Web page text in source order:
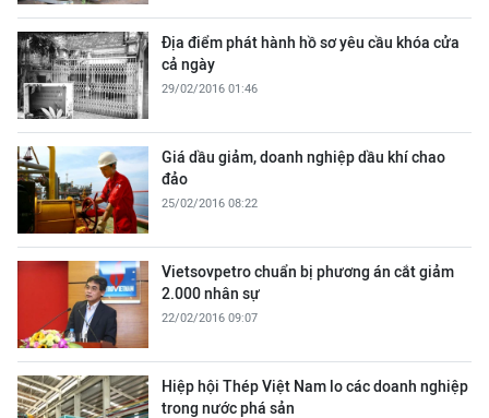
Địa điểm phát hành hồ sơ yêu cầu khóa cửa
cả ngày
29/02/2016 01:46
Giá dầu giảm, doanh nghiệp dầu khí chao
đảo
25/02/2016 08:22
Vietsovpetro chuẩn bị phương án cắt giảm
2.000 nhân sự
22/02/2016 09:07
Hiệp hội Thép Việt Nam lo các doanh nghiệp
trong nước phá sản